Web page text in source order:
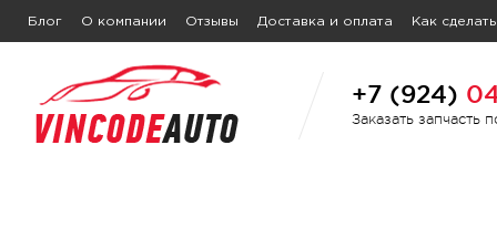
Блог О компании Отзывы Доставка и оплата Как
+7 (924)
Заказать запчасть